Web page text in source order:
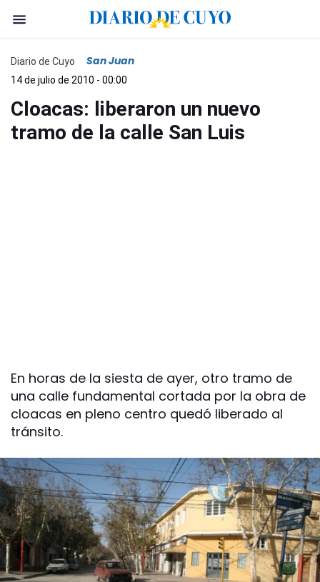
Diario de Cuyo San Juan
14 de julio de 2010 - 00:00
Cloacas: liberaron un nuevo
tramo de la calle San Luis
En horas de la siesta de ayer, otro tramo de
una calle fundamental cortada por la obra de
cloacas en pleno centro quedó liberado al
tránsito.